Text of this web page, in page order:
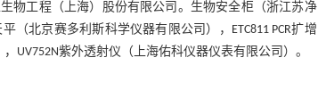
物工程（上海）股份有限公司。生物安全柜（浙江苏净
北京赛多利斯科学仪器有限公司），ETC811 PCR扩增
UV752N紫外透射仪（上海佑科仪器仪表有限公司）。